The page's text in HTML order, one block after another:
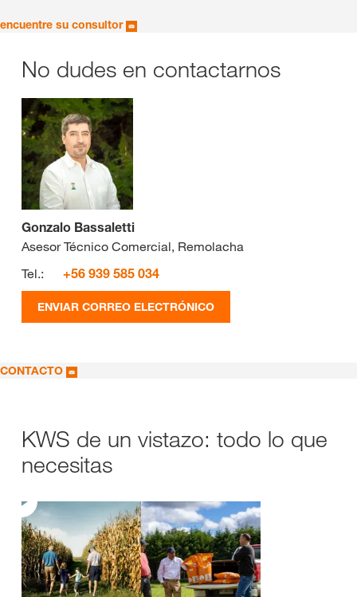
encuentre su consultor
No dudes en contactarnos
Gonzalo Bassaletti
Asesor Técnico Comercial, Remolacha
Tel.:
+56 939 585 034
ENVIAR CORREO ELECTRÓNICO
CONTACTO
KWS de un vistazo: todo lo que
necesitas